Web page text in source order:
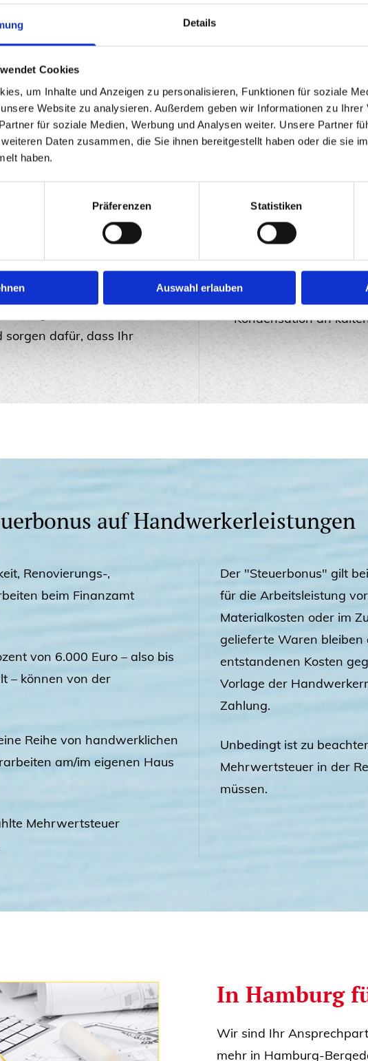
Details
Cookies
um Inhalte und Anzeigen zu personalisieren, Funktionen für soziale
Website zu analysieren. Außerdem geben wir Informationen zu Ihrer
für soziale Medien, Werbung und Analysen weiter. Unsere Partner
Daten zusammen, die Sie ihnen bereitgestellt haben oder die sie
haben.
Präferenzen Statistiken
Auswahl erlauben
werden muss, wir
Anstrichsystem ist hier
was zu tun ist.
nicht nur mit Farbe,
verleihen Ihrem Wohn-
Touch.
diese
sorgen dafür, dass Ihr
Schimmelbeseitigung:
Bedrohung für Ihre
kein Risiko ein und
Energie – Energie
sparen sie Bares!
Beseitigung von
verloren geht und um
Kondensation an
auf Handwerkerleistungen
Renovierungs-,
beim Finanzamt
von 6.000 Euro – also bis
– können von der
Reihe von handwerklichen
am/im eigenen Haus
Mehrwertsteuer
Der "Steuerbonus" gilt
für die Arbeitsleistung
Materialkosten oder im
gelieferte Waren bleiben
entstandenen Kosten
Vorlage der
Zahlung.
Unbedingt ist zu
Mehrwertsteuer in der
müssen.
In Hamburg
Wir sind Ihr
mehr in Hamburg-